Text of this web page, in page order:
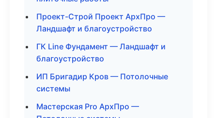
Проект-Строй Проект АрхПро —
Ландшафт и благоустройство
ГК Line Фундамент — Ландшафт и
благоустройство
ИП Бригадир Кров — Потолочные
системы
Мастерская Pro АрхПро —